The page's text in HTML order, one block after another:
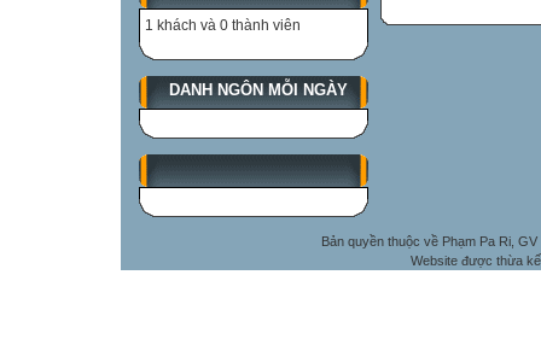
1 khách và 0 thành viên
DANH NGÔN MỖI NGÀY
Bản quyền thuộc về Phạm Pa Ri,
Website được thừa